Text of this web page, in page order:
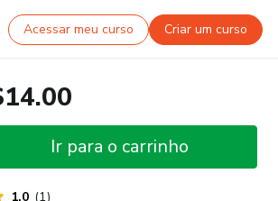
Acessar meu curso Criar um curso
Ir para o carrinho
1.0 (1)